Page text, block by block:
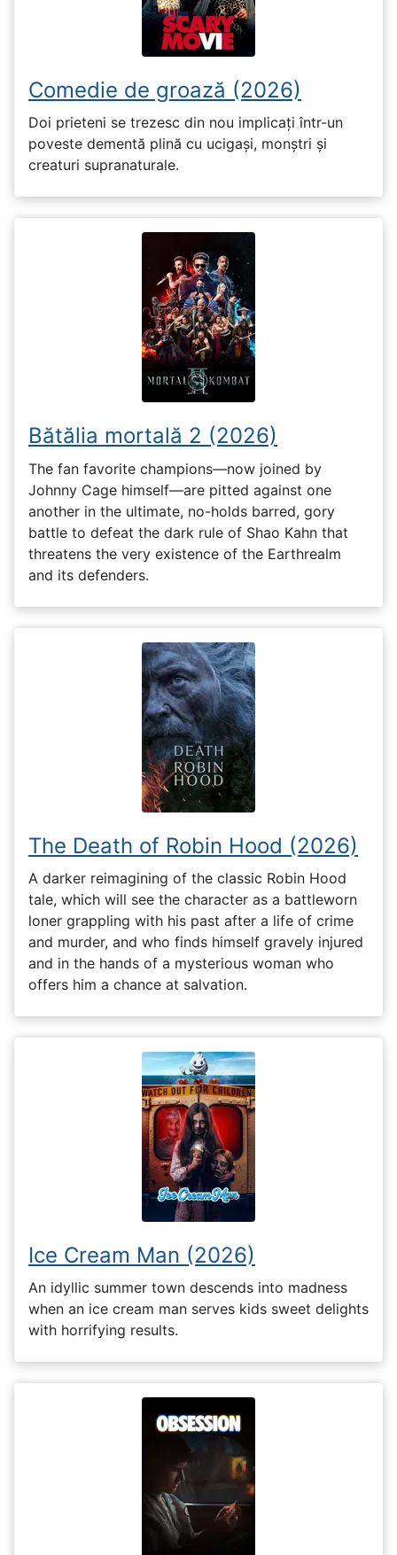
Comedie de groază (2026)
Doi prieteni se trezesc din nou implicați într-un
poveste dementă plină cu ucigași, monștri și
creaturi supranaturale.
Bătălia mortală 2 (2026)
The fan favorite champions—now joined by
Johnny Cage himself—are pitted against one
another in the ultimate, no-holds barred, gory
battle to defeat the dark rule of Shao Kahn that
threatens the very existence of the Earthrealm
and its defenders.
The Death of Robin Hood (2026)
A darker reimagining of the classic Robin Hood
tale, which will see the character as a battleworn
loner grappling with his past after a life of crime
and murder, and who finds himself gravely injured
and in the hands of a mysterious woman who
offers him a chance at salvation.
Ice Cream Man (2026)
An idyllic summer town descends into madness
when an ice cream man serves kids sweet delights
with horrifying results.